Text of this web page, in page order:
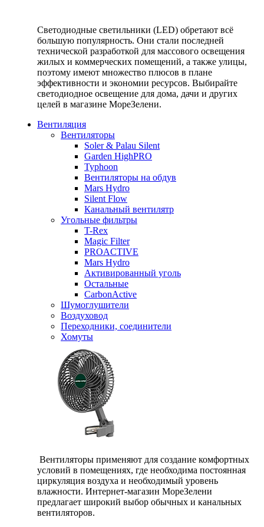
Светодиодные светильники (LED) обретают всё
большую популярность. Они стали последней
технической разработкой для массового освещения
жилых и коммерческих помещений, а также улицы,
поэтому имеют множество плюсов в плане
эффективности и экономии ресурсов. Выбирайте
светодиодное освещение для дома, дачи и других
целей в магазине МореЗелени.
Вентиляция
Вентиляторы
Soler & Palau Silent
Garden HighPRO
Typhoon
Вентиляторы на обдув
Mars Hydro
Silent Flow
Канальный вентилятр
Угольные фильтры
T-Rex
Magic Filter
PROACTIVE
Mars Hydro
Активированный уголь
Остальные
CarbonActive
Шумоглушители
Воздуховод
Переходники, соединители
Хомуты
Вентиляторы применяют для создание комфортных
условий в помещениях, где необходима постоянная
циркуляция воздуха и необходимый уровень
влажности. Интернет-магазин МореЗелени
предлагает широкий выбор обычных и канальных
вентиляторов.